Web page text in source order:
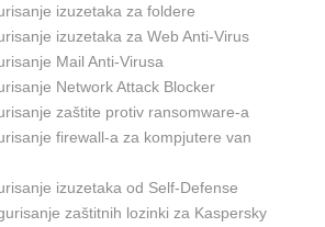
izuzetaka za foldere
izuzetaka za Web Anti-Virus
Mail Anti-Virusa
Network Attack Blocker
zaštite protiv ransomware-a
firewall-a za kompjutere van
izuzetaka od Self-Defense
zaštitnih lozinki za Kaspersky